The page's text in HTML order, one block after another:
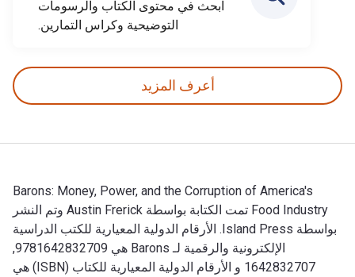
ابحث في محتوى الكتاب والرسومات
التوضيحية وكراس التمارين.
أعرف المزيد
Barons: Money, Power, and the Corruption of America's
Food Industry تمت الكتابة بواسطة Austin Frerick وتم النشر
بواسطة Island Press. الأرقام الدولية المعيارية للكتب الدراسية
الإلكترونية والرقمية لـ Barons هي 9781642832709,
1642832707 و الأرقام الدولية المعيارية للكتاب (ISBN) هي